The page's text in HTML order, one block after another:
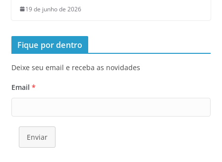
19 de junho de 2026
Fique por dentro
Deixe seu email e receba as novidades
Email *
Enviar